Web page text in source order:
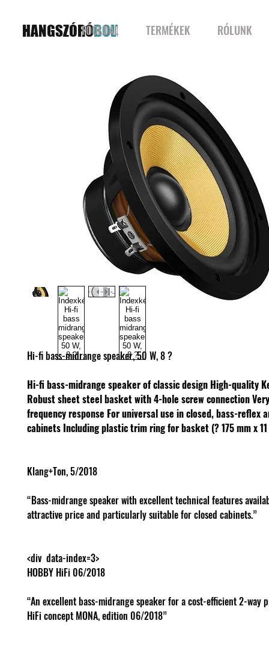
HANGSZÓRÓBOLT
FŐOLDAL TERMÉKEK RÓLUNK
Hi-fi bass-midrange speaker, 50 W, 8 ?
Hi-fi bass-midrange speaker of classic design High-quality
Robust sheet steel basket with 4-hole screw connection
frequency response For universal use in closed, bass-reflex
cabinets Including plastic trim ring for basket (? 175 mm x
Klang+Ton, 5/2018
“Bass-midrange speaker with excellent technical features
attractive price and particularly suitable for closed cabinets.”
HOBBY HiFi 06/2018
“An excellent bass-midrange speaker for a cost-efficient 2-way
HiFi concept MONA, edition 06/2018”